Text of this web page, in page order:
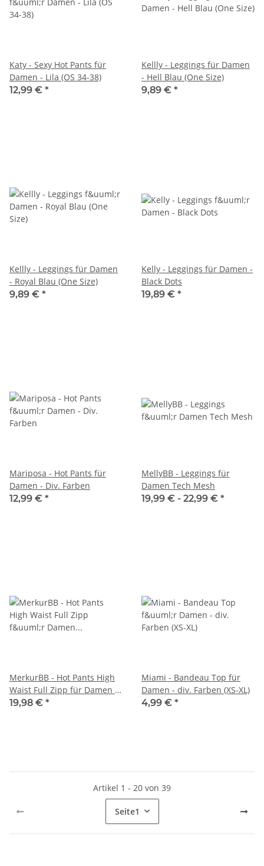
Katy - Sexy Hot Pants für
Damen - Lila (OS 34-38)
12,99 € *
Kellly - Leggings für Damen
- Hell Blau (One Size)
9,89 € *
Kellly - Leggings für Damen
- Royal Blau (One Size)
9,89 € *
Kelly - Leggings für Damen -
Black Dots
19,89 € *
Mariposa - Hot Pants für
Damen - Div. Farben
12,99 € *
MellyBB - Leggings für
Damen Tech Mesh
19,99 € - 22,99 € *
MerkurBB - Hot Pants High
Waist Full Zipp für Damen -
div. Farben
19,98 € *
Miami - Bandeau Top für
Damen - div. Farben (XS-XL)
4,99 € *
Artikel 1 - 20 von 39
Seite1